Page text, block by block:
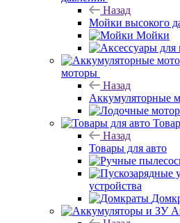
Назад
Мойки высокого
Мойки
моторы
Назад
Аккумуляторные
Назад
Товары для авто
устройства